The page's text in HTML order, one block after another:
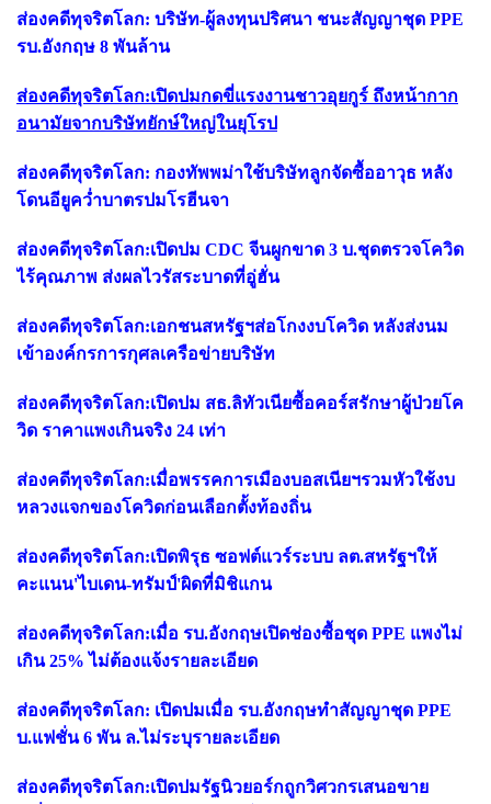
ส่องคดีทุจริตโลก: บริษัท-ผู้ลงทุนปริศนา ชนะสัญญาชุด PPE
รบ.อังกฤษ 8 พันล้าน
ส่องคดีทุจริตโลก:เปิดปมกดขี่แรงงานชาวอุยกูร์ ถึงหน้ากาก
อนามัยจากบริษัทยักษ์ใหญ่ในยุโรป
ส่องคดีทุจริตโลก: กองทัพพม่าใช้บริษัทลูกจัดซื้ออาวุธ หลัง
โดนอียูคว่ำบาตรปมโรฮีนจา
ส่องคดีทุจริตโลก:เปิดปม CDC จีนผูกขาด 3 บ.ชุดตรวจโควิด
ไร้คุณภาพ ส่งผลไวรัสระบาดที่อู่ฮั่น
ส่องคดีทุจริตโลก:เอกชนสหรัฐฯส่อโกงงบโควิด หลังส่งนม
เข้าองค์กรการกุศลเครือข่ายบริษัท
ส่องคดีทุจริตโลก:เปิดปม สธ.ลิทัวเนียซื้อคอร์สรักษาผู้ป่วยโค
วิด ราคาแพงเกินจริง 24 เท่า
ส่องคดีทุจริตโลก:เมื่อพรรคการเมืองบอสเนียฯรวมหัวใช้งบ
หลวงแจกของโควิดก่อนเลือกตั้งท้องถิ่น
ส่องคดีทุจริตโลก:เปิดพิรุธ ซอฟต์แวร์ระบบ ลต.สหรัฐฯให้
คะแนน'ไบเดน-ทรัมป์'ผิดที่มิชิแกน
ส่องคดีทุจริตโลก:เมื่อ รบ.อังกฤษเปิดช่องซื้อชุด PPE แพงไม่
เกิน 25% ไม่ต้องแจ้งรายละเอียด
ส่องคดีทุจริตโลก: เปิดปมเมื่อ รบ.อังกฤษทำสัญญาชุด PPE
บ.แฟชั่น 6 พัน ล.ไม่ระบุรายละเอียด
ส่องคดีทุจริตโลก:เปิดปมรัฐนิวยอร์กถูกวิศวกรเสนอขาย